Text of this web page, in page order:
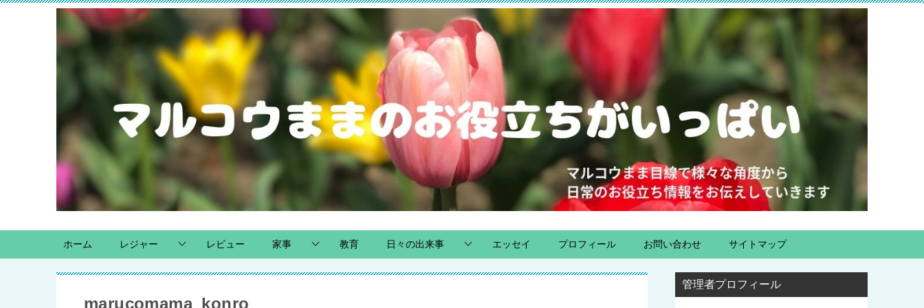
ホーム レジャー レビュー 家事 教育 日々の出来事 エッセイ プロフィール お問い合わせ サイトマップ
marucomama_konro_
管理者プロフィール